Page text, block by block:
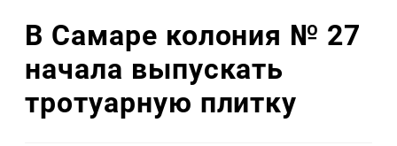
В Самаре колония № 27
начала выпускать
тротуарную плитку